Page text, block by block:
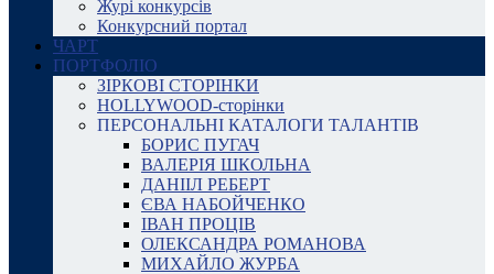
Журі конкурсів
Конкурсний портал
ЧАРТ
ПОРТФОЛІО
ЗІРКОВІ СТОРІНКИ
HOLLYWOOD-сторінки
ПЕРСОНАЛЬНІ КАТАЛОГИ ТАЛАНТІВ
БОРИС ПУГАЧ
ВАЛЕРІЯ ШКОЛЬНА
ДАНІІЛ РЕБЕРТ
ЄВА НАБОЙЧЕНКО
ІВАН ПРОЦІВ
ОЛЕКСАНДРА РОМАНОВА
МИХАЙЛО ЖУРБА